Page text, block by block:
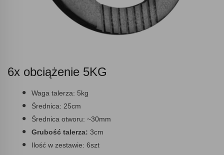
6x obciążenie 5KG
Waga talerza: 5kg
Średnica: 25cm
Średnica otworu: ~30mm
Grubość talerza: 3cm
Ilość w zestawie: 6szt